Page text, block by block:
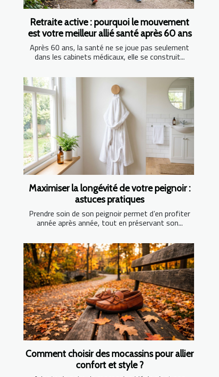
Retraite active : pourquoi le mouvement
est votre meilleur allié santé après 60 ans
Après 60 ans, la santé ne se joue pas seulement
dans les cabinets médicaux, elle se construit...
Maximiser la longévité de votre peignoir :
astuces pratiques
Prendre soin de son peignoir permet d’en profiter
année après année, tout en préservant son...
Comment choisir des mocassins pour allier
confort et style ?